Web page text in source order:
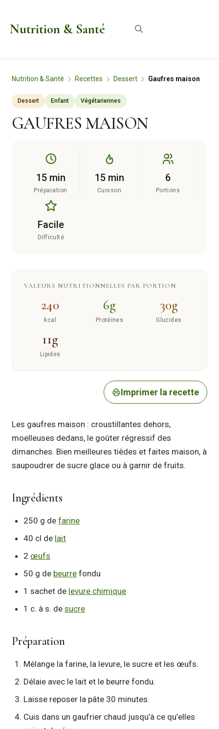
Nutrition & Santé
Nutrition & Santé Recettes Dessert Gaufres maison
Dessert Enfant Végétariennes
GAUFRES MAISON
15 min
Préparation
15 min
Cuisson
6
Portions
Facile
Difficulté
VALEURS NUTRITIONNELLES PAR PORTION
240
kcal
6g
Protéines
30g
Glucides
11g
Lipides
Imprimer la recette
Les gaufres maison : croustillantes dehors,
moelleuses dedans, le goûter régressif des
dimanches. Bien meilleures tièdes et faites maison, à
saupoudrer de sucre glace ou à garnir de fruits.
Ingrédients
250 g de farine
40 cl de lait
2 œufs
50 g de beurre fondu
1 sachet de levure chimique
1 c. à s. de sucre
Préparation
Mélange la farine, la levure, le sucre et les œufs.
Délaie avec le lait et le beurre fondu.
Laisse reposer la pâte 30 minutes.
Cuis dans un gaufrier chaud jusqu’à ce qu’elles